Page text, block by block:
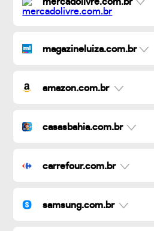
magazineluiza.com.br
amazon.com.br
casasbahia.com.br
carrefour.com.br
samsung.com.br